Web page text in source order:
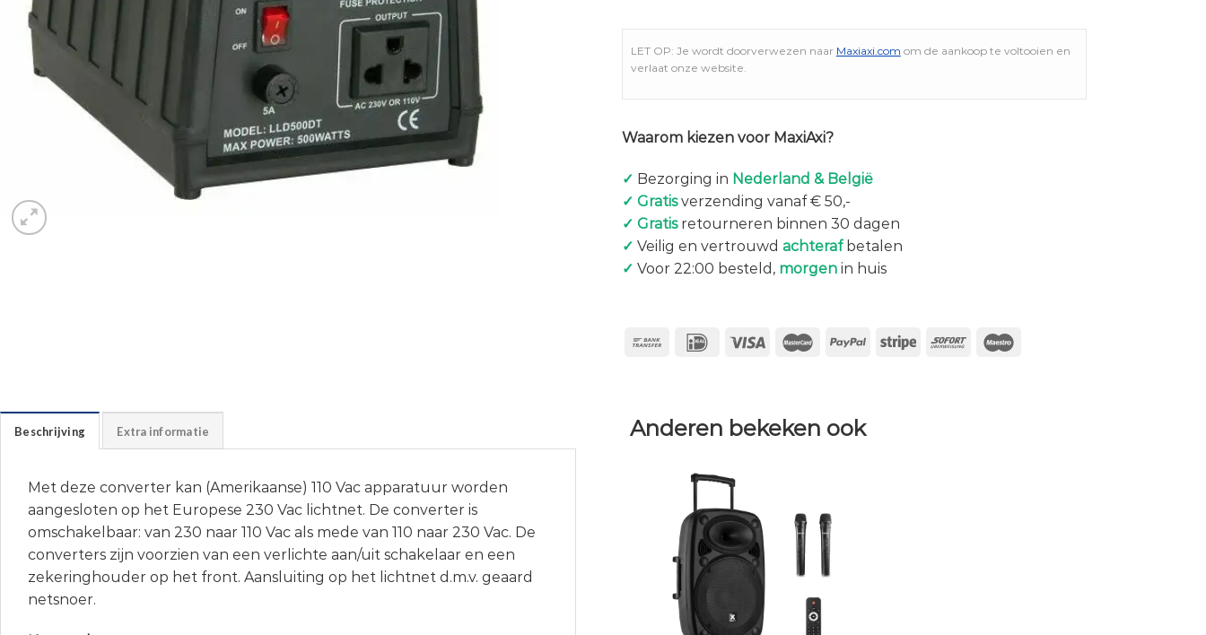
LET OP: Je wordt doorverwezen naar Maxiaxi.com om de aankoop te voltooien en
verlaat onze website.
Waarom kiezen voor MaxiAxi?
✓ Bezorging in Nederland & België
✓ Gratisverzending vanaf € 50,-
✓ Gratisretourneren binnen 30 dagen
✓ Veilig en vertrouwd achterafbetalen
✓ Voor 22:00 besteld, morgenin huis
Beschrijving Extra informatie
Met deze converter kan (Amerikaanse) 110 Vac apparatuur worden
aangesloten op het Europese 230 Vac lichtnet. De converter is
omschakelbaar: van 230 naar 110 Vac als mede van 110 naar 230 Vac. De
converters zijn voorzien van een verlichte aan/uit schakelaar en een
zekeringhouder op het front. Aansluiting op het lichtnet d.m.v. geaard
netsnoer.
Anderen bekeken ook